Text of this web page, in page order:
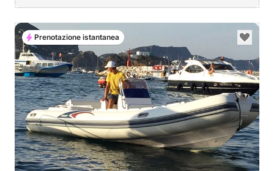
Prenotazione istantanea